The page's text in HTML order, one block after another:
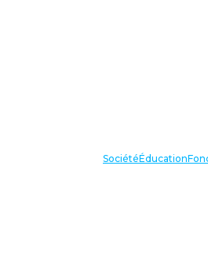
SociétéÉducation